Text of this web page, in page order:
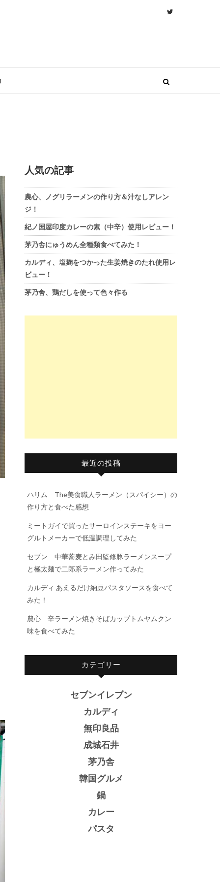
人気の記事
農心、ノグリラーメンの作り方＆汁なしアレン
ジ！
紀ノ国屋印度カレーの素（中辛）使用レビュー！
茅乃舎にゅうめん全種類食べてみた！
カルディ、塩麹をつかった生姜焼きのたれ使用レ
ビュー！
茅乃舎、鶏だしを使って色々作る
最近の投稿
ハリム The美食職人ラーメン（スパイシー）の
作り方と食べた感想
ミートガイで買ったサーロインステーキをヨー
グルトメーカーで低温調理してみた
セブン 中華蕎麦とみ田監修豚ラーメンスープ
と極太麺で二郎系ラーメン作ってみた
カルディ あえるだけ納豆パスタソースを食べて
みた！
農心 辛ラーメン焼きそばカップトムヤムクン
味を食べてみた
カテゴリー
セブンイレブン
カルディ
無印良品
成城石井
茅乃舎
韓国グルメ
鍋
カレー
パスタ